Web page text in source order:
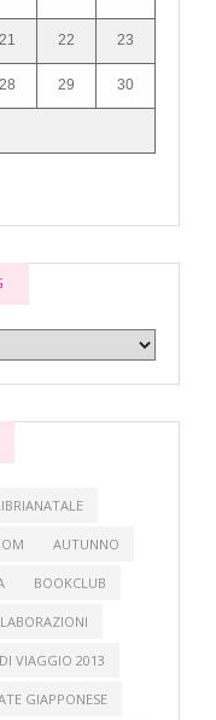
21 22 23
28 29 30
AUTUNNO
BOOKCLUB
VIAGGIO 2013
GIAPPONESE